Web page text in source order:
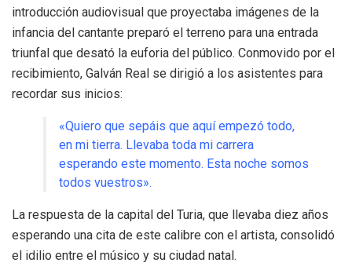
introducción audiovisual que proyectaba imágenes de la
infancia del cantante preparó el terreno para una entrada
triunfal que desató la euforia del público. Conmovido por el
recibimiento, Galván Real se dirigió a los asistentes para
recordar sus inicios:
«Quiero que sepáis que aquí empezó todo,
en mi tierra. Llevaba toda mi carrera
esperando este momento. Esta noche somos
todos vuestros».
La respuesta de la capital del Turia, que llevaba diez años
esperando una cita de este calibre con el artista, consolidó
el idilio entre el músico y su ciudad natal.